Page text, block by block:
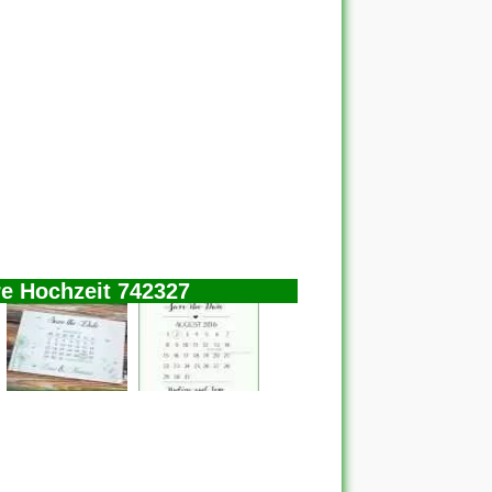
Hochzeit 742327